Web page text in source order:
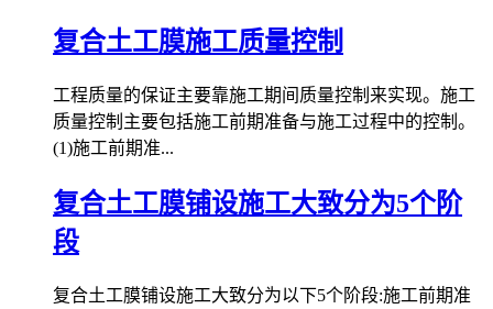
复合土工膜施工质量控制
工程质量的保证主要靠施工期间质量控制来实现。施工
质量控制主要包括施工前期准备与施工过程中的控制。
(1)施工前期准...
复合土工膜铺设施工大致分为5个阶
段
复合土工膜铺设施工大致分为以下5个阶段:施工前期准